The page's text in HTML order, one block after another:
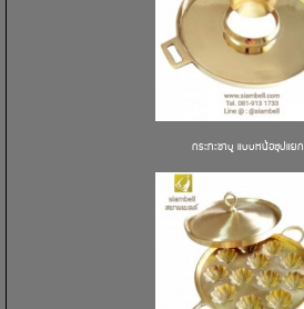
กระทะชาบู แบบหน้อซุปแยก